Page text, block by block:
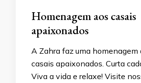
Homenagem aos casais
apaixonados
A Zahra faz uma homenagem
casais apaixonados. Curta
Viva a vida e relaxe! Visite